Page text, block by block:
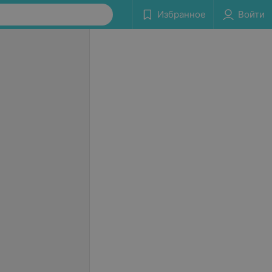
Избранное Войти